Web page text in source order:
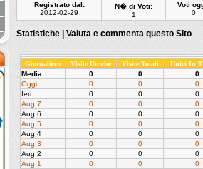
Registrato dal:
2012-02-29
N� di Voti:
1
Voti
0
Statistiche | Valuta e commenta questo Sito
Giornaliero Visite Uniche Visite Totali
Unici In
Media
0 0
0
Oggi
0 0
0
Ieri
0 0
0
Aug 7
0 0
0
Aug 6
0 0
0
Aug 5
0 0
0
Aug 4
0 0
0
Aug 3
0 0
0
Aug 2
0 0
0
Aug 1
0 0
0